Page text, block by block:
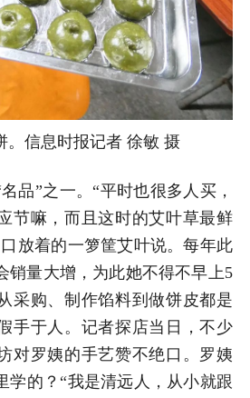
。信息时报记者 徐敏 摄
品”之一。“平时也很多人买，
节嘛，而且这时的艾叶草最鲜
放着的一箩筐艾叶说。每年此
销量大增，为此她不得不早上5
采购、制作馅料到做饼皮都是
手于人。记者探店当日，不少
对罗姨的手艺赞不绝口。罗姨
学的？“我是清远人，从小就跟